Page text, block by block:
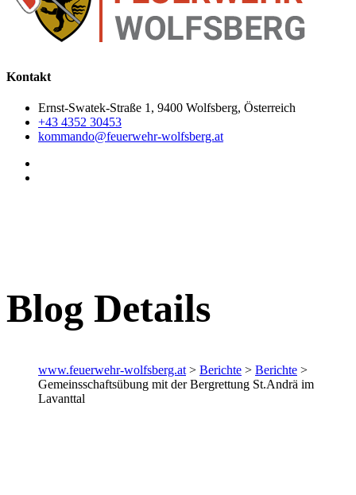
Kontakt
Ernst-Swatek-Straße 1, 9400 Wolfsberg, Österreich
+43 4352 30453
kommando@feuerwehr-wolfsberg.at
Blog Details
www.feuerwehr-wolfsberg.at > Berichte > Berichte >
Gemeinsschaftsübung mit der Bergrettung St.Andrä im
Lavanttal